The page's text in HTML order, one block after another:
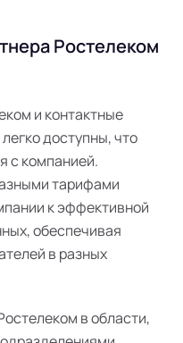
Ростелеком
и контактные
доступны, что
с компанией.
тарифами
к эффективной
обеспечивая
в разных
в области,